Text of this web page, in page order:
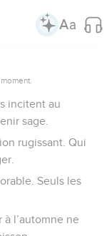
incitent au
sage.
rugissant. Qui
Seuls les
à l’automne ne